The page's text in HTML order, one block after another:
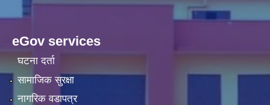
eGov services
घटना दर्ता
सामाजिक सुरक्षा
नागरिक वडापत्र